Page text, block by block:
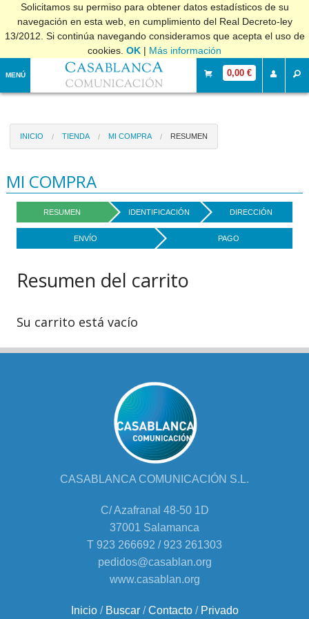
Solicitamos su permiso para obtener datos estadísticos de su
navegación en esta web, en cumplimiento del Real Decreto-ley
13/2012. Si continúa navegando consideramos que acepta el uso de
cookies. OK | Más información
MENÚ 0,00 €
INICIO TIENDA MI COMPRA RESUMEN
MI COMPRA
RESUMEN IDENTIFICACIÓN DIRECCIÓN
ENVÍO PAGO
Resumen del carrito
Su carrito está vacío
CASABLANCA COMUNICACIÓN S.L.
C/ Azafranal 48-50 1D
37001 Salamanca
T 923 266692 / 923 261303
pedidos@casablan.org
www.casablan.org
Inicio/ Buscar/Contacto/ Privado